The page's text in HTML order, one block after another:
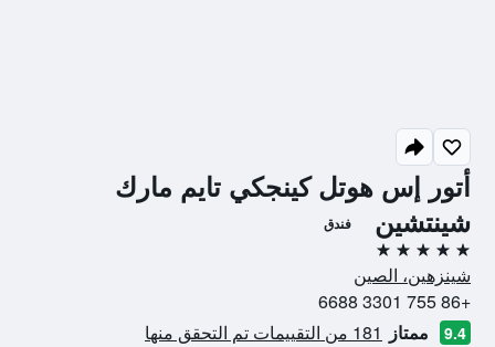
أتور إس هوتل كينجكي تايم مارك
شينتشين
فندق
5 نجوم
شينزهين، الصين
+86 755 3301 6688
9.4 ممتاز 181 من التقييمات تم التحقق منها